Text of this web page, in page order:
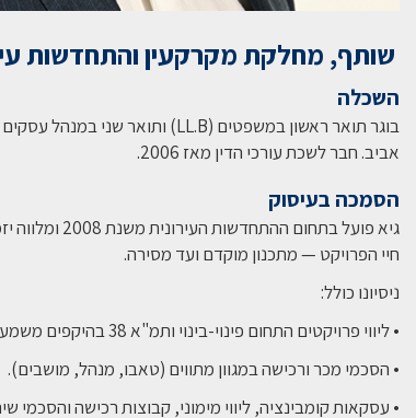
שותף, מחלקת מקרקעין והתחדשות
השכלה
אביב. חבר לשכת עורכי הדין מאז 2006.
הסמכה בעיסוק
גיא פועל בתחום
חיי הפרויקט — מתכנון מוקדם ועד מסירה.
ניסיונו כולל:
• ליווי פרויקטים התחום פינוי-בינוי ותמ"א 38 בהיקפים משמעותיים.
• הסכמי מכר ורכישה במגוון מתווים (טאבו, מנהל, מושבים).
• עסקאות קומבינציה, ליווי מימוני, קבוצות רכישה והסכמי